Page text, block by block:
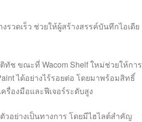
รวดเร็ว ช่วยให้ผู้สร้างสรรค์บันทึกไอเดีย
ทัช ขณะที่ Wacom Shelf ใหม่ช่วยให้การ
ได้อย่างไร้รอยต่อ โดยมาพร้อมสิทธิ์
รื่องมือและฟีเจอร์ระดับสูง
วอย่างเป็นทางการ โดยมีไฮไลต์สำคัญ